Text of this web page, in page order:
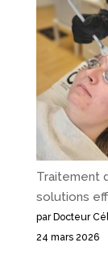
Traitement
solutions
par Docteur
24 mars 2026